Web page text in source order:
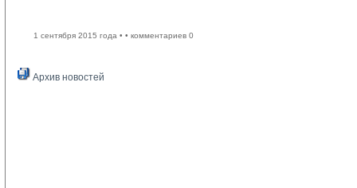
1 сентября 2015 года • • комментариев 0
Архив новостей